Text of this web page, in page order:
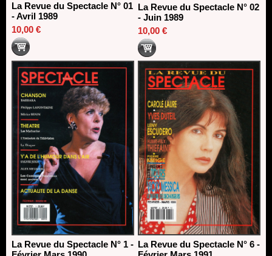
La Revue du Spectacle N° 01
- Avril 1989
10,00 €
La Revue du Spectacle N° 02
- Juin 1989
10,00 €
La Revue du Spectacle N° 1 - La Revue du Spectacle N° 6 -